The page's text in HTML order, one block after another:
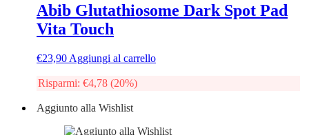
Abib Glutathiosome Dark Spot Pad
Vita Touch
€23,90 Aggiungi al carrello
Risparmi: €4,78 (20%)
Aggiunto alla Wishlist